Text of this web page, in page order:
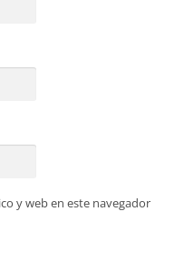
y web en este navegador